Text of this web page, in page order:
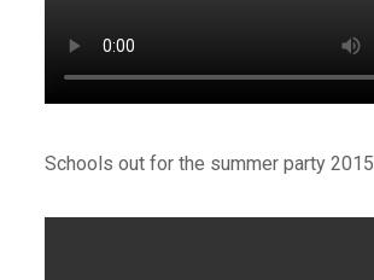
Schools out for the summer party 2015